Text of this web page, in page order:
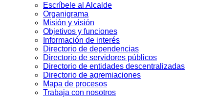
Escríbele al Alcalde
Organigrama
Misión y visión
Objetivos y funciones
Información de interés
Directorio de dependencias
Directorio de servidores públicos
Directorio de entidades descentralizadas
Directorio de agremiaciones
Mapa de procesos
Trabaja con nosotros